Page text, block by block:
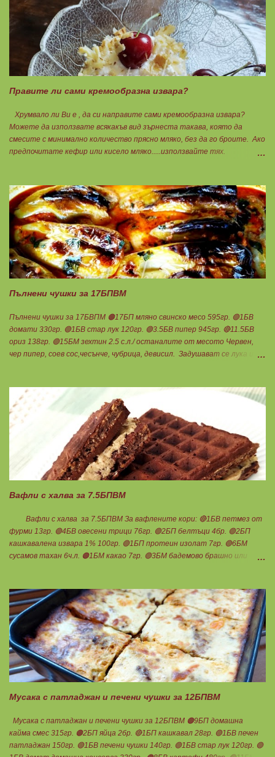
яйце 1бр. Ванилия Не подслаждам! За отгоре: 🟢4БВ сини сливи
360гр. Канела Мазнините са удвоени за белтъците и крем сиренето!
В голяма силиконова форма за тарт, разпределих така: 🥧1- ви слой
от кексово тесто 🥧2- ри слой чийз крем 🥧3- ти слой нарязани сини
сливи Канелата поръсих след изпичане, за да не е много натрапчива и
в голямо количество. Сладкиша изпекох в загрята фурна на 180
Правите ли сами кремообразна извара?
Хрумвало ли Ви е , да си направите сами кремообразна извара?
Можете да използвате всякакъв вид зърнеста такава, която да
смесите с минимално количество прясно мляко, без да го броите. Ако
предпочитате кефир или кисело мляко.....използвайте тях.
приготвяне на всякакви плодови кремчета, крем за торти, за всякакви
разядки и салати... Ако изварата е обезмаслена можете да удвоявате
мазнините. Ако не е, броите като нискомаслен продукт. Можете да
си приготвите по- голямо количество и да съхранявате в хладилник
за няколко дни. Част от моята закуска днес, беше това вкусно
кремче... 🟢1БП извара 50гр. 🟢1БВ череши 8бр. 🟠1БМ орех 1бр.
Ванилия Нека да ни е вкусно заедно! Люси
Пълнени чушки за 17БПВМ
Пълнени чушки за 17БВПМ 🟠17БП мляно свинско месо 595гр. 🟢1БВ
домати 330гр. 🟢1БВ стар лук 120гр. 🟢3.5БВ пипер 945гр. 🔴11.5БВ
ориз 138гр. 🟢15БМ зехтин 2.5 с.л./ останалите от месото Червен,
чер пипер, соев сос,чесънче, чубрица, девисил. Задушават се лука и
чаша вода. Готви се на слаб огън докато изври водата. Овкусява се с
останалите подправки и се пълня пиперките. Подреждат се в тава,
добавят се доматите, вода до средата на чушките и се пече до
готовност. В купичка се разбиват по 3 с.л кисело и прясно мляко,
които се добавят след като се извади гозбата от фурната.
Претегля се общото количество , разделя се на 17 и се определя за
1БПВМ. Предварително трябва да сте определили теглото на
тавата, в която се готвят чушките. Нека да ни е вкусно заедно!
Вафли с халва за 7.5БПВМ
Вафли с халва за 7.5БПВМ За вафлените кори: 🔴1БВ петмез от
фурми 13гр. 🟢4БВ овесени трици 76гр. 🟢2БП белтъци 4бр. 🟢2БП
кашкавалена извара 1% 100гр. 🟢1БП протеин изолат 7гр. 🟢6БМ
сусамов тахан 6ч.л. 🟠1БМ какао 7гр. 🟢3БМ бадемово брашно или
Мазнините са удвоени заради изварата, протеина и белтъците! 👉
Начин на приготвяне на вафлените кори: Всичко се смесва заедно и се
изчаква триците да набъбнат. Сместа става гъста, разпределя се
на две равни части. Пече се в гофретник, на степен 2 - 3- 4 от 5.
Получават се плътни кори, без да лепнат и изварата не се усеща.
Трябва да се изпекат добре. След като се охладят се втвърдяват.
Ако покритието на гофретника е добро, не се притеснявайте да
печете, няма да залепне нищо. 👉Начин на приготвяне на
Мусака с патладжан и печени чушки за 12БПВМ
Мусака с патладжан и печени чушки за 12БПВМ 🟠9БП домашна
кайма смес 315гр. 🟠2БП яйца 2бр. 🔴1БП кашкавал 28гр. 🟢1БВ печен
патладжан 150гр. 🟢1БВ печени чушки 140гр. 🟢1БВ стар лук 120гр. 🟢